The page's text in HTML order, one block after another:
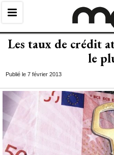
Les taux de crédit
le
Publié le 7 février 2013